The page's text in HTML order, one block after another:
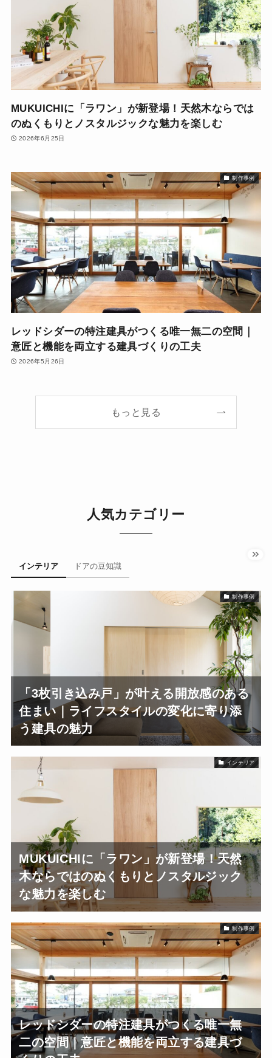
MUKUICHIに「ラワン」が新登場！天然木ならでは
のぬくもりとノスタルジックな魅力を楽しむ
2026年6月25日
制作事例
レッドシダーの特注建具がつくる唯一無二の空間｜
意匠と機能を両立する建具づくりの工夫
2026年5月26日
もっと見る
人気カテゴリー
インテリア ドアの豆知識
制作事例
「3枚引き込み戸」が叶える開放感のある
住まい｜ライフスタイルの変化に寄り添
う建具の魅力
インテリア
MUKUICHIに「ラワン」が新登場！天然
木ならではのぬくもりとノスタルジック
な魅力を楽しむ
制作事例
レッドシダーの特注建具がつくる唯一無
二の空間｜意匠と機能を両立する建具づ